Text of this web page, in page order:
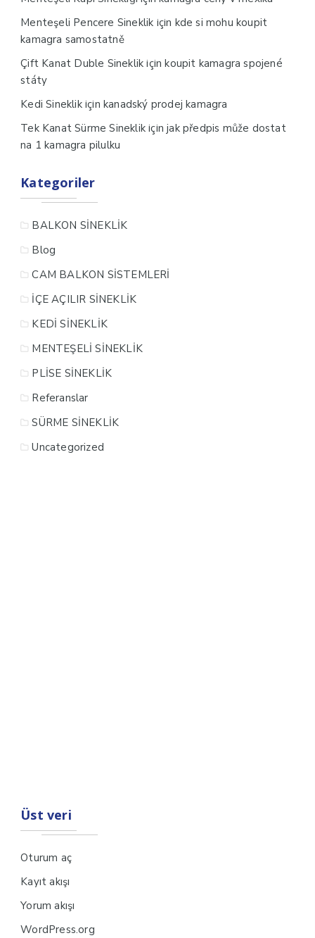
Menteşeli Pencere Sineklik için kde si mohu koupit
kamagra samostatně
Çift Kanat Duble Sineklik içinkoupit kamagra spojené
státy
Kedi Sineklikiçin kanadský prodej kamagra
Tek Kanat Sürme Sineklikiçinjak předpis může dostat
na 1 kamagra pilulku
Kategoriler
BALKON SİNEKLİK
Blog
CAM BALKON SİSTEMLERİ
İÇE AÇILIR SİNEKLİK
KEDİ SİNEKLİK
MENTEŞELİ SİNEKLİK
PLİSE SİNEKLİK
Referanslar
SÜRME SİNEKLİK
Uncategorized
Üst veri
Oturum aç
Kayıt akışı
Yorum akışı
WordPress.org